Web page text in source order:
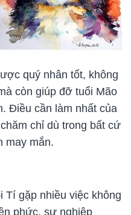
quý nhân tốt, không
còn giúp đỡ tuổi Mão
Điều cần làm nhất của
chỉ dù trong bất cứ
may mắn.
gặp nhiều việc không
phức, sự nghiệp